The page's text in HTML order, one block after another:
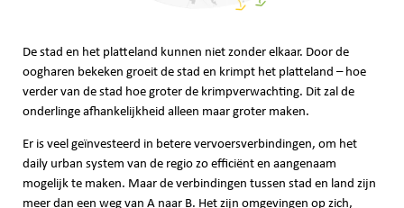
De stad en het platteland kunnen niet zonder elkaar. Door de
oogharen bekeken groeit de stad en krimpt het platteland – hoe
verder van de stad hoe groter de krimpverwachting. Dit zal de
onderlinge afhankelijkheid alleen maar groter maken.
Er is veel geïnvesteerd in betere vervoersverbindingen, om het
daily urban system van de regio zo efficiënt en aangenaam
mogelijk te maken. Maar de verbindingen tussen stad en land zijn
meer dan een weg van A naar B. Het zijn omgevingen op zich,